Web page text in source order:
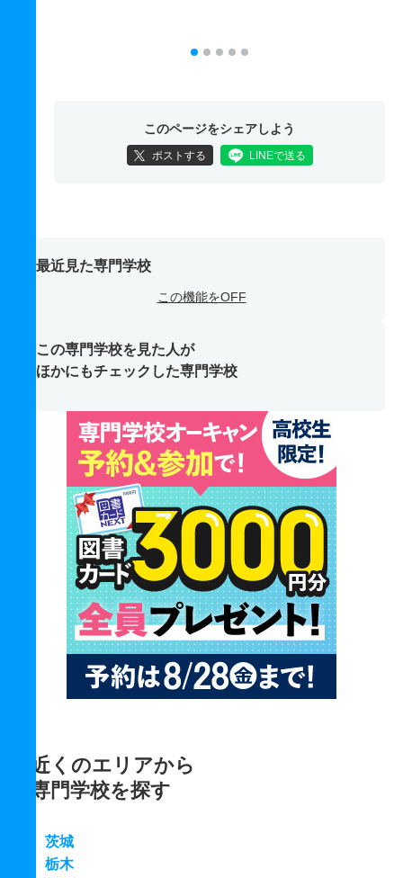
このページをシェアしよう
ポストする LINEで送る
最近見た専門学校
この機能をOFF
この専門学校を見た人が
ほかにもチェックした専門学校
近くのエリアから
専門学校を探す
茨城
栃木